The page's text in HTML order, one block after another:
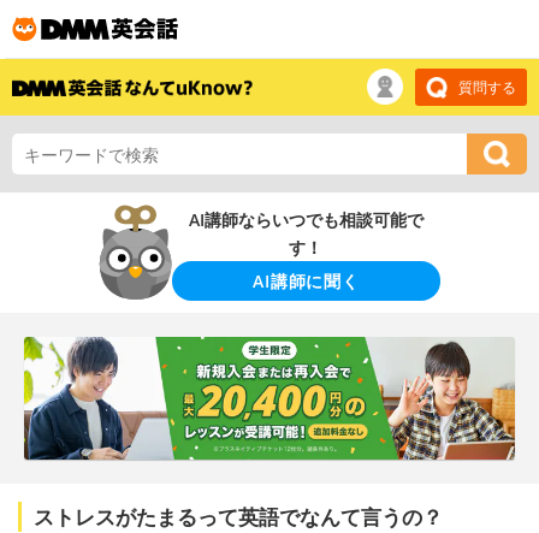
質問する
AI講師ならいつでも相談可能で
す！
AI講師に聞く
ストレスがたまるって英語でなんて言うの？